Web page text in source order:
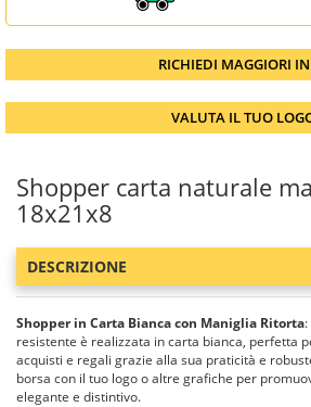
RICHIEDI MAGGIORI
VALUTA IL TUO
Shopper carta naturale
18x21x8
DESCRIZIONE
Shopper in Carta Bianca con Maniglia Ritorta
resistente è realizzata in carta bianca, perfetta
acquisti e regali grazie alla sua praticità e
borsa con il tuo logo o altre grafiche per
elegante e distintivo.